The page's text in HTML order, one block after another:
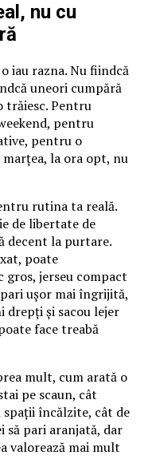
nu cu
iau razna. Nu fiindcă
uneori cumpără
trăiesc. Pentru
pentru
pentru o
la ora opt, nu
rutina ta reală.
de libertate de
decent la purtare.
poate
gros, jerseu compact
ușor mai îngrijită,
drepți și sacou lejer
face treabă
mult, cum arată o
pe scaun, cât
spații încălzite, cât de
să pari aranjată, dar
valorează mai mult